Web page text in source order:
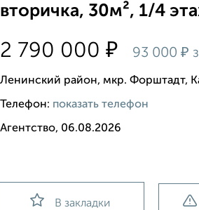
вторичка, 30м², 1/4
2 790 000₽ 93 000₽
Ленинский район, мкр. Форштадт,
Телефон: показать телефон
Агентство, 06.08.2026
В закладки